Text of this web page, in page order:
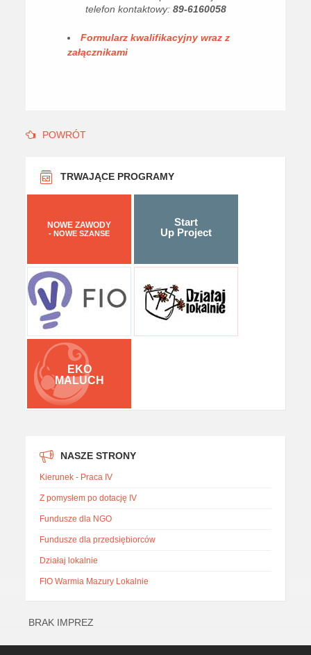
telefon kontaktowy: 89-6160058
Formularz kwalifikacyjny wraz z
załącznikami
POWRÓT
TRWAJĄCE PROGRAMY
NOWE ZAWODY
- NOWE SZANSE
Start
Up Project
EKO
MALUCH
NASZE STRONY
Kierunek - Praca IV
Z pomysłem po dotację IV
Fundusze dla NGO
Fundusze dla przedsiębiorców
Działaj lokalnie
FIO Warmia Mazury Lokalnie
BRAK IMPREZ